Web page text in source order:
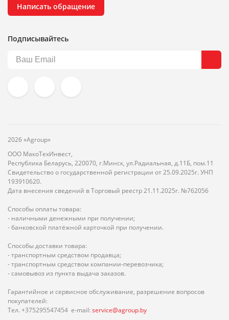
Написать обращение
Подписывайтесь
2026 «Agroup»
ООО МакоТехИнвест,
Республика Беларусь, 220070, г.Минск, ул.Радиальная, д.11Б, пом.11
Свидетельство о государственной регистрации от 25.09.2025г. УНП
193910620.
Дата внесения сведений в Торговый реестр 21.11.2025г. №762056
Способы оплаты товара:
- наличными денежными при получении;
- банковской платёжной карточкой при получении.
Способы доставки товара:
- транспортным средством продавца;
- транспортным средством компании-перевозчика;
- самовывоз из пункта выдача заказов.
Гарантийное и сервисное обслуживание, разрешение вопросов
покупателей:
Тел. +375295547454 e-mail: service@agroup.by